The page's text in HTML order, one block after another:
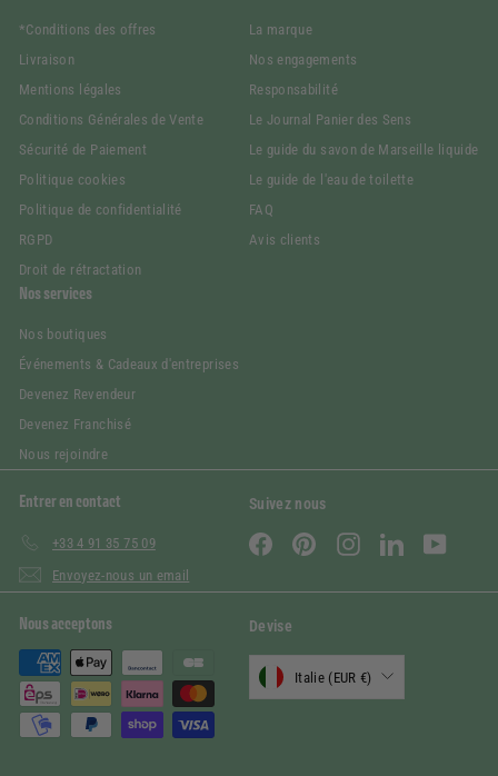
*Conditions des offres
Livraison
Mentions légales
Conditions Générales de Vente
Sécurité de Paiement
Politique cookies
Politique de confidentialité
RGPD
Droit de rétractation
La marque
Nos engagements
Responsabilité
Le Journal Panier des Sens
Le guide du savon de Marseille liquide
Le guide de l'eau de toilette
FAQ
Avis clients
Nos services
Nos boutiques
Événements & Cadeaux d'entreprises
Devenez Revendeur
Devenez Franchisé
Nous rejoindre
Entrer en contact
+33 4 91 35 75 09
Envoyez-nous un email
Suivez nous
FacebookPinterestInstagramLinkedIn
Nous acceptons Devise
Italie (EUR €)